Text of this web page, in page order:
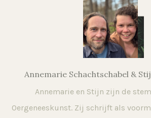
Annemarie Schachtschabel &
Annemarie en Stijn zijn de
Oergeneeskunst. Zij schrijft als